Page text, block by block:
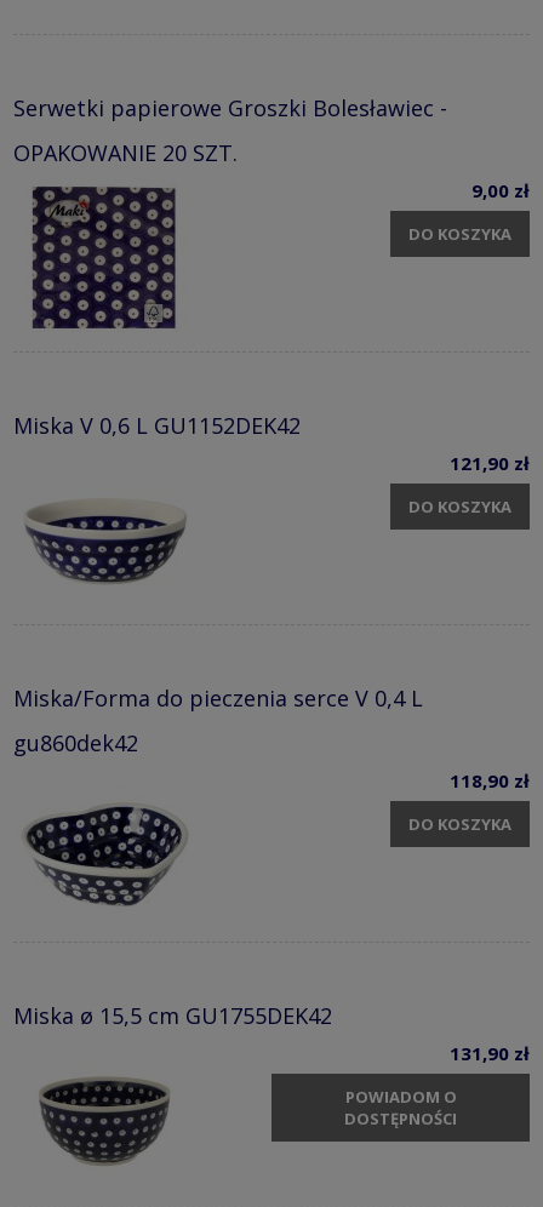
Serwetki papierowe Groszki Bolesławiec -
OPAKOWANIE 20 SZT.
9,00 zł
DO KOSZYKA
Miska V 0,6 L GU1152DEK42
121,90 zł
DO KOSZYKA
Miska/Forma do pieczenia serce V 0,4 L
gu860dek42
118,90 zł
DO KOSZYKA
Miska ø 15,5 cm GU1755DEK42
131,90 zł
POWIADOM O
DOSTĘPNOŚCI